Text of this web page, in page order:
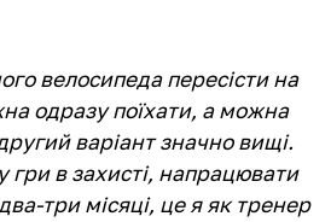
велосипеда пересісти на
одразу поїхати, а можна
варіант значно вищі.
в захисті, напрацювати
три місяці, це я як тренер